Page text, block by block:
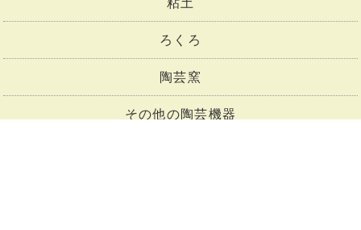
施釉・絵付け小道具
焼成小道具
粘土
ろくろ